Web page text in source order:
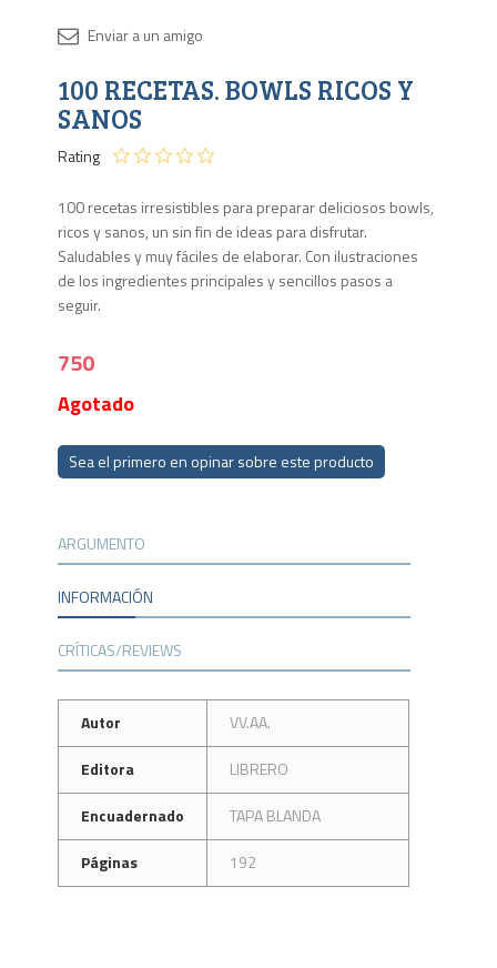
100 RECETAS. BOWLS RICOS Y
SANOS
Rating
100 recetas irresistibles para preparar deliciosos bowls,
ricos y sanos, un sin fin de ideas para disfrutar.
Saludables y muy fáciles de elaborar. Con ilustraciones
de los ingredientes principales y sencillos pasos a
seguir.
750
Agotado
Sea el primero en opinar sobre este producto
ARGUMENTO
INFORMACIÓN
CRÍTICAS/REVIEWS
Autor
VV.AA.
Editora
LIBRERO
Encuadernado
TAPA BLANDA
Páginas
192